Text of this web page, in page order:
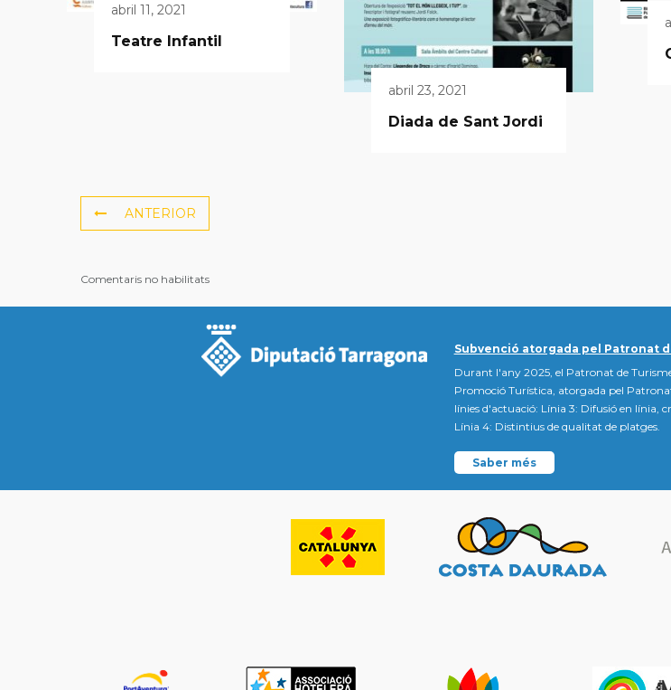
abril 11, 2021
Teatre Infantil
abril 23, 2021
Diada de Sant Jordi
ANTERIOR
Comentaris no habilitats
Subvenció atorgada pel Patronat
Durant l'any 2025, el Patronat de
Promoció Turística, atorgada pel
línies d'actuació: Línia 3: Difusió en línia,
Línia 4: Distintius de qualitat de platges.
Saber més